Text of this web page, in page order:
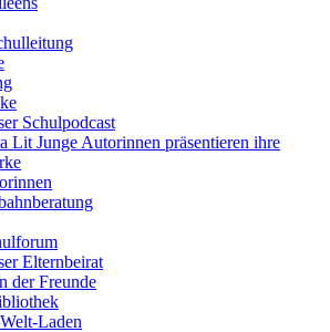
Schulpodcast
Lit Junge Autorinnen präsentieren ihre
Elternbeirat
der Freunde
Laden